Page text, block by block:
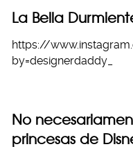
La Bella
https://
by=designerdaddy_
No
princesas de